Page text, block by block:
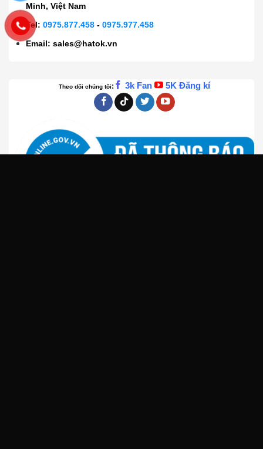
Minh, Việt Nam
Tel:0975.877.458 -0975.977.458
Email:sales@hatok.vn
Theo dõi chúng tôi: 3k Fan 5K Đăng kí